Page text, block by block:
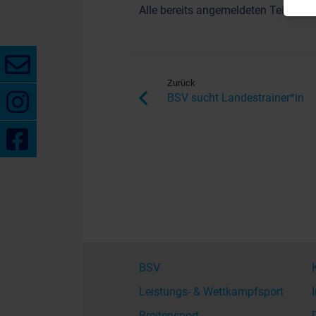
Alle bereits angemeldeten
Zurück
BSV sucht Landestrainer*in
BSV
Leistungs- & Wettkampfsport